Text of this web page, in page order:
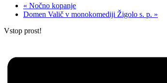
« Nočno kopanje
Domen Valič v monokomediji Žigolo s. p. »
Vstop prost!